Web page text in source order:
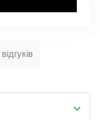
відгуків